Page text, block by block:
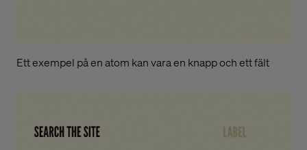
Ett exempel på en atom kan vara en knapp och ett fält